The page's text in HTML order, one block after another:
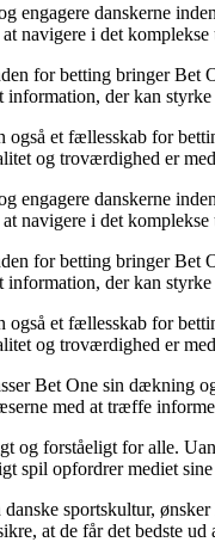
engagere danskerne
navigere i det
for betting bringer
der kan
et fællesskab for
og troværdighed er
engagere danskerne
navigere i det
for betting bringer
der kan
et fællesskab for
og troværdighed er
Bet One sin dækning
med at træffe
og forståeligt for alle.
spil opfordrer mediet
sportskultur,
at de får det bedste ud